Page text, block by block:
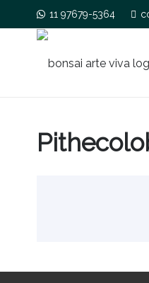
11 97679-5364